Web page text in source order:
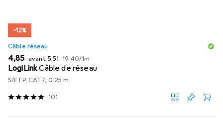
−12%
Câble réseau
EUR
4,85 avant EUR
5,51 EUR
19,40/1m
LogiLinkCâble de réseau
S/FTP, CAT7, 0.25 m
101